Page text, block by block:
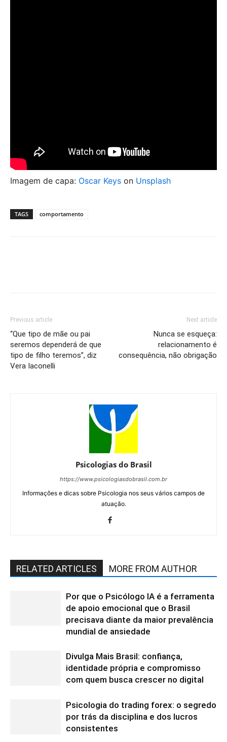
Imagem de capa: Oscar Keys on Unsplash
TAGS comportamento
Previous article
“Que tipo de mãe ou pai
seremos dependerá de que
tipo de filho teremos”, diz
Vera Iaconelli
Next article
Nunca se esqueça:
relacionamento é
consequência, não obrigação
Psicologias do Brasil
https://www.psicologiasdobrasil.com.br
Informações e dicas sobre Psicologia nos seus vários campos de
atuação.
RELATED ARTICLES MORE FROM AUTHOR
Por que o Psicólogo IA é a ferramenta
de apoio emocional que o Brasil
precisava diante da maior prevalência
mundial de ansiedade
Divulga Mais Brasil: confiança,
identidade própria e compromisso
com quem busca crescer no digital
Psicologia do trading forex: o segredo
por trás da disciplina e dos lucros
consistentes